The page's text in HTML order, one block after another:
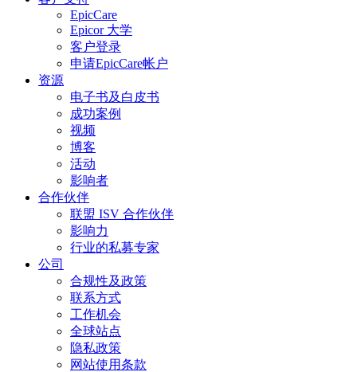
EpicCare
Epicor 大学
客户登录
申请EpicCare帐户
资源
电子书及白皮书
成功案例
视频
博客
活动
影响者
合作伙伴
联盟 ISV 合作伙伴
影响力
行业的私募专家
公司
合规性及政策
联系方式
工作机会
全球站点
隐私政策
网站使用条款